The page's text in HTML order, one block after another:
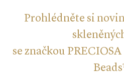
Prohlédněte si
se značkou